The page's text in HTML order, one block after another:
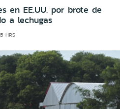
en EE.UU. por brote de
a lechugas
HRS